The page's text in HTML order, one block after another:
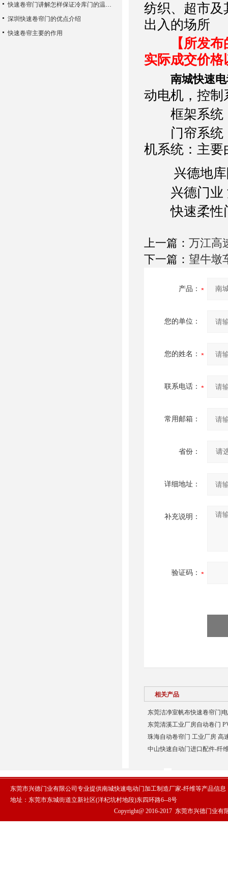
纺织、超市及
出入的场所
【所发
实际成交价
南城快速
动电机，控制
框架系统：
门帘系统：
机系统：主要
兴德地库
兴德门业
快速柔性
上一篇： 万江高
下一篇： 望牛墩
产品：
您的单位：
您的姓名：
联系电话：
常用邮箱：
省份：
详细地址：
补充说明：
验证码：
相关产品
东莞洁净室帆布快速卷帘门|
东莞清溪工业厂房自动卷门
珠海自动卷帘门 工业厂房 高
中山快速自动门进口配件-纤
快速卷帘门讲解怎样保证冷库门的温度恒定？
深圳快速卷帘门的优点介绍
快速卷帘主要的作用
东莞市兴德门业有限公司专业提供南城快速电动门加工制造厂家-纤维等产品信
地址：东莞市东城街道立新社区(洋杞坑村地段)东四环路6--8号
Copyright@ 2016-2017 东莞市兴德门业有